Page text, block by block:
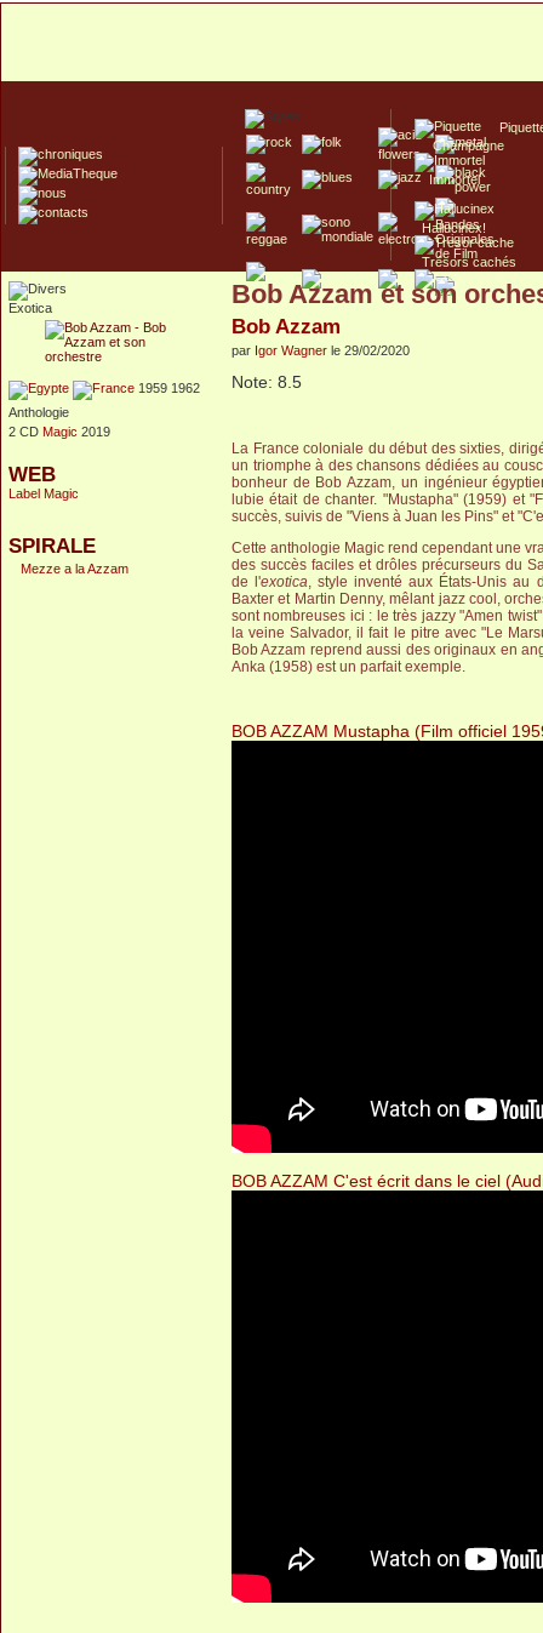
Champagne
Immortel
Hallucinex!
Trésors cachés
Culte/Collector
Exotica
1959 1962
Anthologie
2 CD Magic 2019
WEB
Label Magic
SPIRALE
Mezze a la Azzam
Bob Azzam et son
Bob Azzam
par Igor Wagner le 29/02/2020
Note: 8.5
La France coloniale du début des sixties,
un triomphe à des chansons dédiées au
bonheur de Bob Azzam, un ingénieur
lubie était de chanter. "Mustapha" (1959) et
succès, suivis de "Viens à Juan les Pins" et
Cette anthologie Magic rend cependant une
des succès faciles et drôles précurseurs du
de l'exotica, style inventé aux États-Unis au
Baxter et Martin Denny, mêlant jazz cool,
sont nombreuses ici : le très jazzy "Amen
la veine Salvador, il fait le pitre avec "Le
Bob Azzam reprend aussi des originaux en
Anka (1958) est un parfait exemple.
BOB AZZAM Mustapha (Film officiel
BOB AZZAM C'est écrit dans le ciel